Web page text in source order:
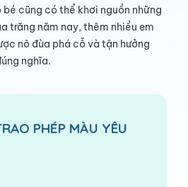
bé cũng có thể khơi nguồn những
trăng năm nay, thêm nhiều em
nô đùa phá cỗ và tận hưởng
nghĩa.
PHÉP MÀU YÊU